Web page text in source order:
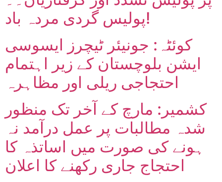
پولیس گردی مردہ باد!
کوئٹہ: جونیئر ٹیچرز ایسوسی
ایشن بلوچستان کے زیر اہتمام
احتجاجی ریلی اور مظاہرہ
کشمیر: مارچ کے آخر تک منظور
شدہ مطالبات پر عمل درآمد نہ
ہونے کی صورت میں اساتذہ کا
احتجاج جاری رکھنے کا اعلان